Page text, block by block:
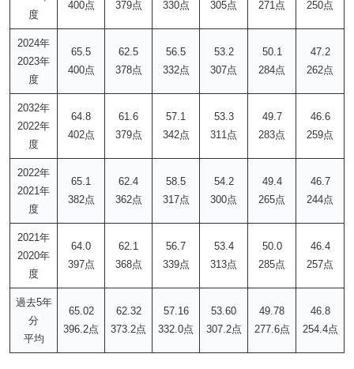
度
400点 379点 330点 305点 271点 250点
2024年
2023年
度
65.5
400点
62.5
378点
56.5
332点
53.2
307点
50.1
284点
47.2
262点
2032年
2022年
度
64.8
402点
61.6
379点
57.1
342点
53.3
311点
49.7
283点
46.6
259点
2022年
2021年
度
65.1
382点
62.4
362点
58.5
317点
54.2
300点
49.4
265点
46.7
244点
2021年
2020年
度
64.0
397点
62.1
368点
56.7
339点
53.4
313点
50.0
285点
46.4
257点
過去5年
分
平均
65.02
396.2点
62.32
373.2点
57.16
332.0点
53.60
307.2点
49.78
277.6点
46.8
254.4点